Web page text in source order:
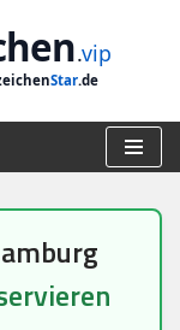
.vip
Star.de